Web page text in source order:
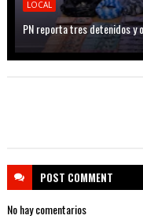
LOCAL
PN reporta tres detenidos y
POST COMMENT
No hay comentarios